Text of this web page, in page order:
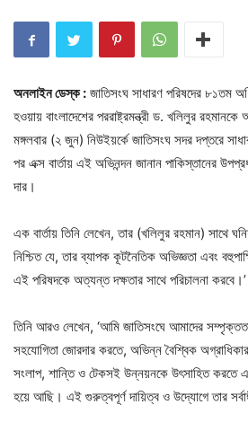
অনলাইন ডেস্ক : জাতিসংঘ সাধারণ পরিষদের ৮১তম
হওয়ায় বাংলাদেশের পররাষ্ট্রমন্ত্রী ড. খলিলুর রহমানকে
মঙ্গলবার (২ জুন) নিউইয়র্কে জাতিসংঘ সদর দপ্তরে
পর এক্স বার্তায় এই অভিনন্দন জানান পাকিস্তানের
দার।
এক বার্তায় তিনি লেখেন, তার (খলিলুর রহমান) সাথে
নিশ্চিত যে, তার ব্যাপক কূটনৈতিক অভিজ্ঞতা এবং
এই পরিষদকে অত্যন্ত দক্ষতার সাথে পরিচালনা করবে।’
তিনি আরও লেখেন, ‘আমি জাতিসংঘে আমাদের
সহযোগিতা জোরদার করতে, অভিন্ন বৈশ্বিক
সংলাপ, শান্তি ও টেকসই উন্নয়নকে উৎসাহিত করতে
হয়ে আছি। এই গুরুত্বপূর্ণ দায়িত্ব ও উদ্যোগে তার